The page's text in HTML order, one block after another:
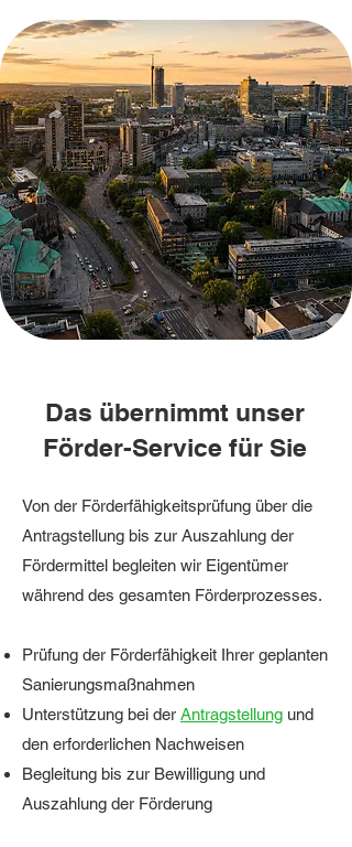
Das übernimmt unser
Förder-Service für Sie
Von der Förderfähigkeitsprüfung über die
Antragstellung bis zur Auszahlung der
Fördermittel begleiten wir Eigentümer
während des gesamten Förderprozesses.
Prüfung der Förderfähigkeit Ihrer geplanten
Sanierungsmaßnahmen
Unterstützung bei der Antragstellung und
den erforderlichen Nachweisen
Begleitung bis zur Bewilligung und
Auszahlung der Förderung